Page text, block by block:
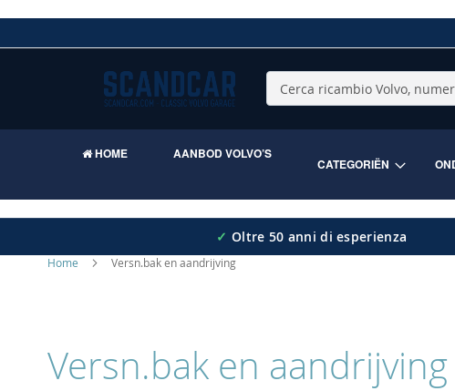
to
Cerca
HOME AANBOD VOLVO’S
CATEGORIËN
✓ Oltre 50 anni di esperienza
Home Versn.bak en aandrijving
Versn.bak en aandrijving